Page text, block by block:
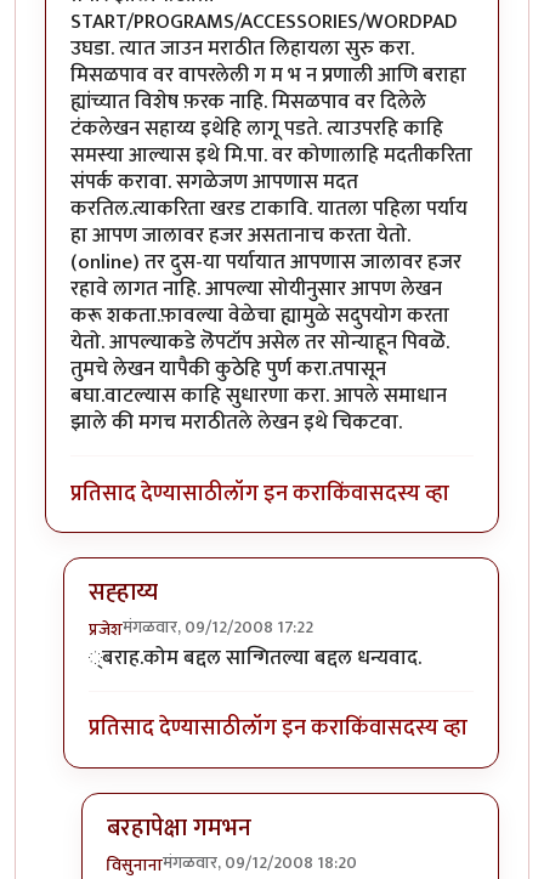
START/PROGRAMS/ACCESSORIES/WORDPAD
उघडा. त्यात जाउन मराठीत लिहायला सुरु करा.
मिसळपाव वर वापरलेली ग म भ न प्रणाली आणि बराहा
ह्यांच्यात विशेष फ़रक नाहि. मिसळपाव वर दिलेले
टंकलेखन सहाय्य इथेहि लागू पडते. त्याउपरहि काहि
समस्या आल्यास इथे मि.पा. वर कोणालाहि मदतीकरिता
संपर्क करावा. सगळेजण आपणास मदत
करतिल.त्याकरिता खरड टाकावि. यातला पहिला पर्याय
हा आपण जालावर हजर असतानाच करता येतो.
(online) तर दुस-या पर्यायात आपणास जालावर हजर
रहावे लागत नाहि. आपल्या सोयीनुसार आपण लेखन
करू शकता.फ़ावल्या वेळेचा ह्यामुळे सदुपयोग करता
येतो. आपल्याकडे लॆपटॉप असेल तर सोन्याहून पिवळॆ.
तुमचे लेखन यापैकी कुठेहि पुर्ण करा.तपासून
बघा.वाटल्यास काहि सुधारणा करा. आपले समाधान
झाले की मगच मराठीतले लेखन इथे चिकटवा.
प्रतिसाद देण्यासाठीलॉग इन कराकिंवासदस्य व्हा
सह्हाय्य
प्रजेशमंगळवार, 09/12/2008 17:22
In reply toसहाय्य.byसखाराम_गटणे™
्बराह.कोम बद्दल सान्गितल्या बद्दल धन्यवाद.
प्रतिसाद देण्यासाठीलॉग इन कराकिंवासदस्य व्हा
बरहापेक्षा गमभन
विसुनानामंगळवार, 09/12/2008 18:20